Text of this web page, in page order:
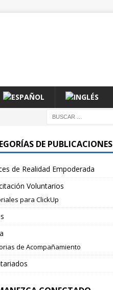
DE PUBLICACIONES
de Realidad Empoderada
Voluntarios
para ClickUp
de Acompañamiento